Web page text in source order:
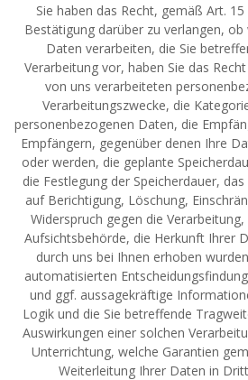
Sie haben das Recht, gemäß Art.
Bestätigung darüber zu verlangen,
Daten verarbeiten, die Sie
Verarbeitung vor, haben Sie das
von uns verarbeiteten
Verarbeitungszwecke, die
personenbezogenen Daten, die
Empfängern, gegenüber denen Ihre
oder werden, die geplante
die Festlegung der Speicherdauer,
auf Berichtigung, Löschung,
Widerspruch gegen die
Aufsichtsbehörde, die Herkunft Ihrer
durch uns bei Ihnen erhoben
automatisierten
und ggf. aussagekräftige
Logik und die Sie betreffende
Auswirkungen einer solchen
Unterrichtung, welche Garantien
Weiterleitung Ihrer Daten in